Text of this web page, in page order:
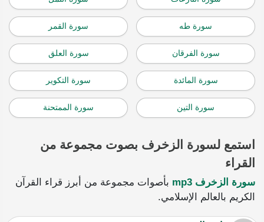
سورة طه سورة القمر
سورة الفرقان سورة العلق
سورة المائدة سورة التكوير
سورة التين سورة الممتحنة
استمع لسورة الزخرف بصوت مجموعة من
القراء
سورة الزخرف mp3
بأصوات مجموعة من أبرز قراء القرآن
الكريم بالعالم الإسلامي.